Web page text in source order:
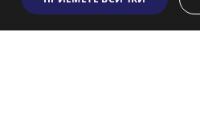
Искаш ли да получаваш
на недвижими имоти?